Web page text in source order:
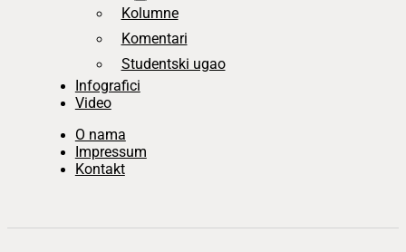
Kolumne
Komentari
Studentski ugao
Infografici
Video
O nama
Impressum
Kontakt